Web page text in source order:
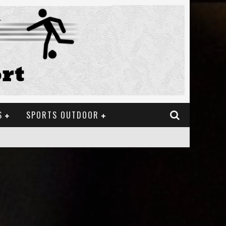
SPORTS OUTDOOR